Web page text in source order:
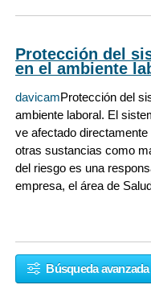
Protección del
en el ambiente
davicamProtección del
ambiente laboral. El
ve afectado
otras sustancias como
del riesgo es una
empresa, el área de
Búsqueda avanzada